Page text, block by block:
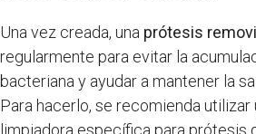
Una vez creada, una prótesis
regularmente para evitar la
bacteriana y ayudar a mantener la
Para hacerlo, se recomienda utilizar
limpiadora específica para prótesis